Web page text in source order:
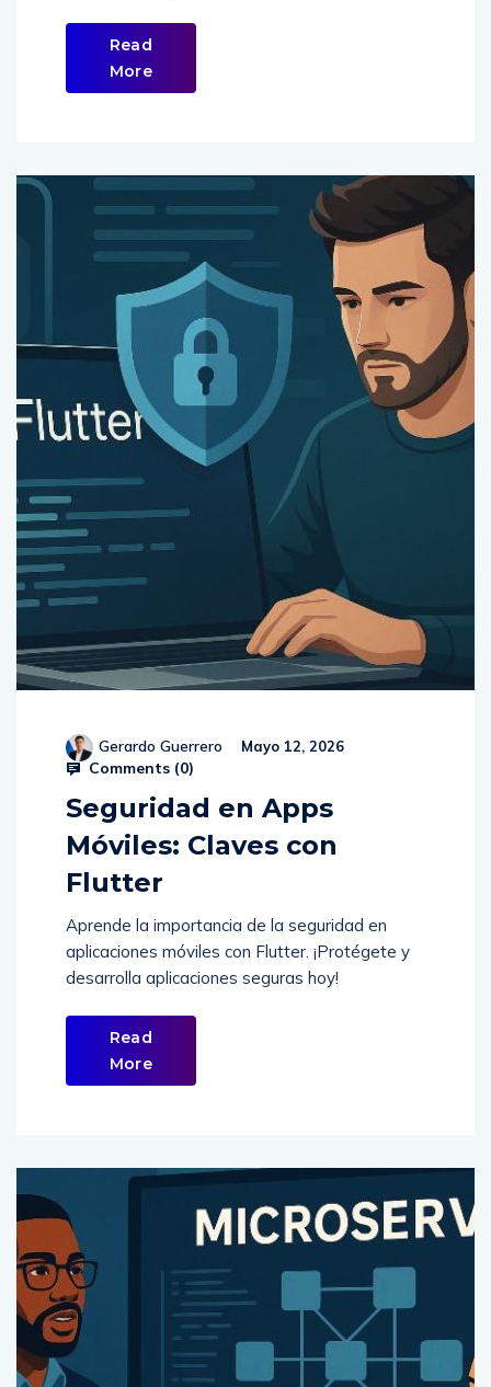
Read
More
Gerardo Guerrero Mayo 12, 2026
Comments (0)
Seguridad en Apps
Móviles: Claves con
Flutter
Aprende la importancia de la seguridad en
aplicaciones móviles con Flutter. ¡Protégete y
desarrolla aplicaciones seguras hoy!
Read
More